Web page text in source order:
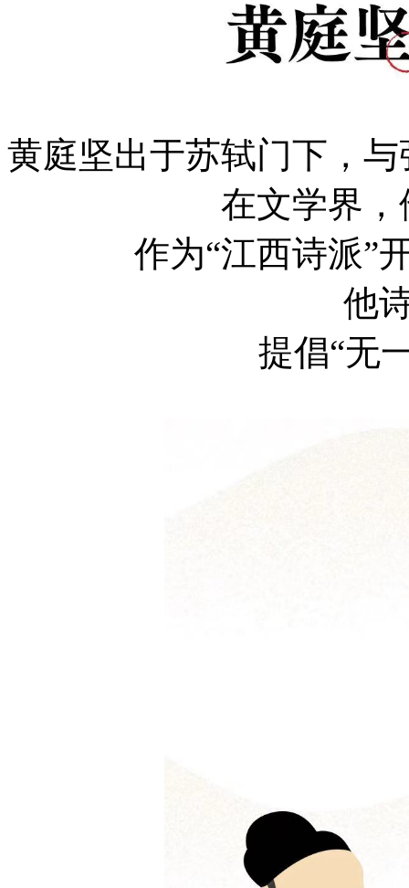
黄庭坚出于苏轼门下，
在文学界，
作为“江西诗派”
他
提倡“无